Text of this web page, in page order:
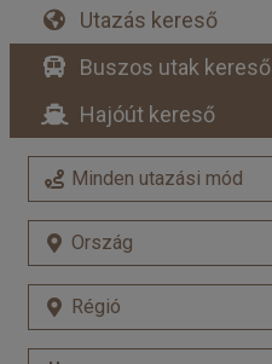
Utazás kereső
Buszos utak kereső
Hajóút kereső